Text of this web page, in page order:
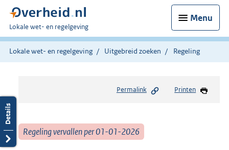
Menu
U
bent
hier:
Lokale wet- en regelgeving
Lokale wet- en regelgeving Uitgebreid zoeken Regeling
Permalink Printen
Regeling vervallen per 01-01-2026